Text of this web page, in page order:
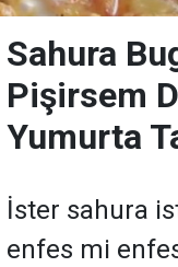
Sahura
Pişirsem
Yumurta
İster sahura
enfes mi